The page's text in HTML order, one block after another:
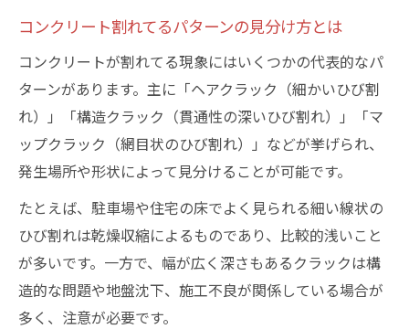
コンクリート割れてるパターンの見分け方とは
コンクリートが割れてる現象にはいくつかの代表的なパ
ターンがあります。主に「ヘアクラック（細かいひび割
れ）」「構造クラック（貫通性の深いひび割れ）」「マ
ップクラック（網目状のひび割れ）」などが挙げられ、
発生場所や形状によって見分けることが可能です。
たとえば、駐車場や住宅の床でよく見られる細い線状の
ひび割れは乾燥収縮によるものであり、比較的浅いこと
が多いです。一方で、幅が広く深さもあるクラックは構
造的な問題や地盤沈下、施工不良が関係している場合が
多く、注意が必要です。